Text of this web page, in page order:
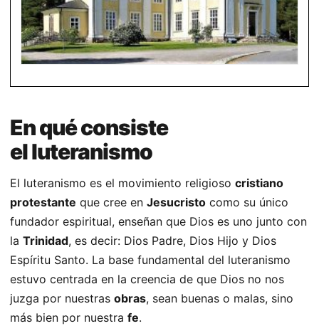
En qué consiste
el luteranismo
El luteranismo es el movimiento religioso cristiano
protestante que cree en Jesucristo como su único
fundador espiritual, enseñan que Dios es uno junto con
la Trinidad, es decir: Dios Padre, Dios Hijo y Dios
Espíritu Santo. La base fundamental del luteranismo
estuvo centrada en la creencia de que Dios no nos
juzga por nuestras obras, sean buenas o malas, sino
más bien por nuestra fe.